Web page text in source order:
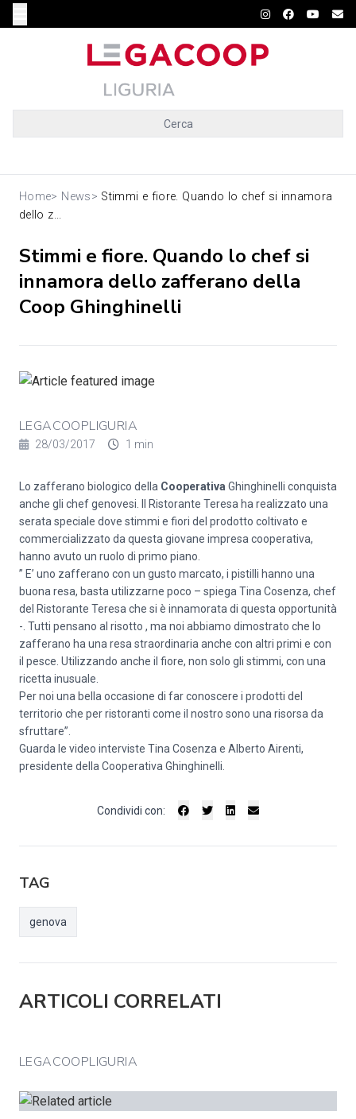
Cerca
Home> News> Stimmi e fiore. Quando lo chef si innamora
dello z...
Stimmi e fiore. Quando lo chef si
innamora dello zafferano della
Coop Ghinghinelli
LEGACOOPLIGURIA
28/03/2017 1 min
Lo zafferano biologico della Cooperativa Ghinghinelli conquista
anche gli chef genovesi. Il Ristorante Teresa ha realizzato una
serata speciale dove stimmi e fiori del prodotto coltivato e
commercializzato da questa giovane impresa cooperativa,
hanno avuto un ruolo di primo piano.
” E’ uno zafferano con un gusto marcato, i pistilli hanno una
buona resa, basta utilizzarne poco – spiega Tina Cosenza, chef
del Ristorante Teresa che si è innamorata di questa opportunità
-. Tutti pensano al risotto , ma noi abbiamo dimostrato che lo
zafferano ha una resa straordinaria anche con altri primi e con
il pesce. Utilizzando anche il fiore, non solo gli stimmi, con una
ricetta inusuale.
Per noi una bella occasione di far conoscere i prodotti del
territorio che per ristoranti come il nostro sono una risorsa da
sfruttare”.
Guarda le video interviste Tina Cosenza e Alberto Airenti,
presidente della Cooperativa Ghinghinelli.
Condividi con:
TAG
genova
ARTICOLI CORRELATI
LEGACOOPLIGURIA